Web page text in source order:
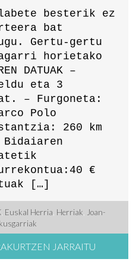
besterik ez
bat
Gertu-gertu
horietako
DATUAK –
eta 3
– Furgoneta:
Polo
260 km
€
[…]
, Euskal Herria, Herriak, Joan-
JARRAITU